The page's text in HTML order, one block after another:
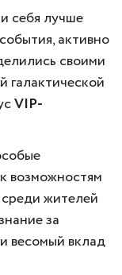
себя лучше
активно
своими
галактической
VIP-
возможностям
жителей
за
весомый вклад